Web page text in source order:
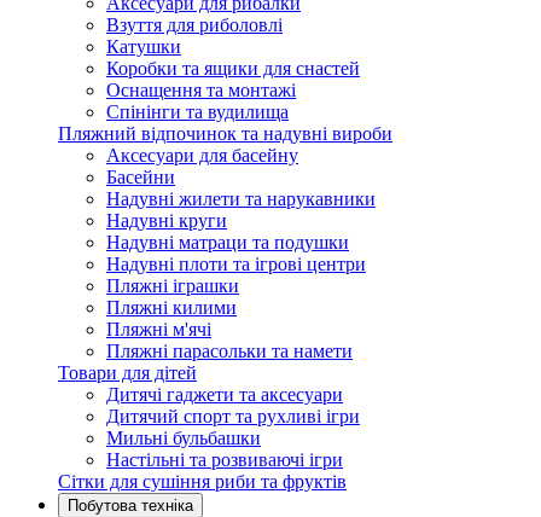
Взуття для риболовлі
Катушки
Коробки та ящики для снастей
Оснащення та монтажі
Спінінги та вудилища
Пляжний відпочинок та надувні вироби
Аксесуари для басейну
Басейни
Надувні жилети та нарукавники
Надувні круги
Надувні матраци та подушки
Надувні плоти та ігрові центри
Пляжні іграшки
Пляжні килими
Пляжні м'ячі
Пляжні парасольки та намети
Товари для дітей
Дитячі гаджети та аксесуари
Дитячий спорт та рухливі ігри
Мильні бульбашки
Настільні та розвиваючі ігри
Сітки для сушіння риби та фруктів
Побутова техніка